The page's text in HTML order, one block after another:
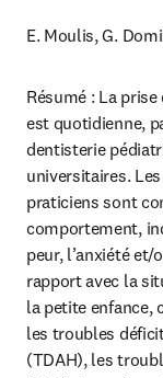
E. Moulis, G.
Résumé : La
est quotidienne,
dentisterie
universitaires.
praticiens sont
comportement,
peur, l’anxiété
rapport avec la
la petite enfance,
les troubles
(TDAH), les